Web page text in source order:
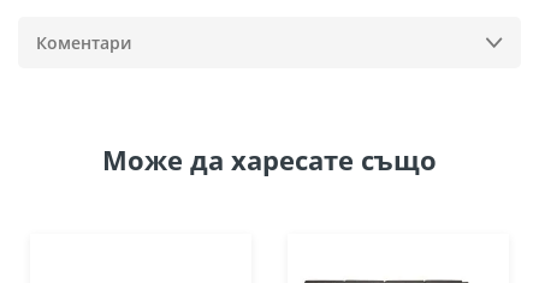
Коментари
Може да харесате също